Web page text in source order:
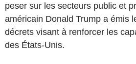
peser sur les secteurs public et
américain Donald Trump a émis
décrets visant à renforcer les
des États-Unis.